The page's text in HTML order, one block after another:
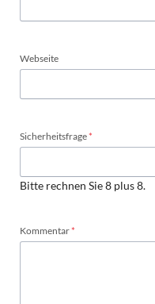
Webseite
Pflichtfeld
Sicherheitsfrage*
Bitte rechnen Sie 8 plus 8.
Pflichtfeld
Kommentar*